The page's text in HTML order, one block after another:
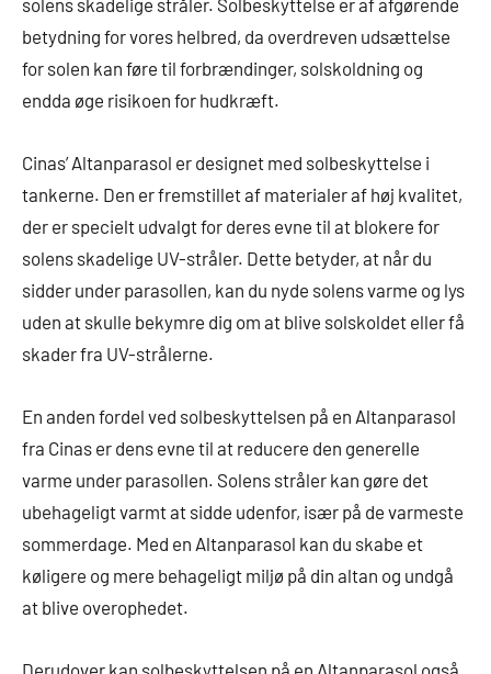
solens skadelige stråler. Solbeskyttelse er af afgørende
betydning for vores helbred, da overdreven udsættelse
for solen kan føre til forbrændinger, solskoldning og
endda øge risikoen for hudkræft.
Cinas’ Altanparasol er designet med solbeskyttelse i
tankerne. Den er fremstillet af materialer af høj kvalitet,
der er specielt udvalgt for deres evne til at blokere for
solens skadelige UV-stråler. Dette betyder, at når du
sidder under parasollen, kan du nyde solens varme og lys
uden at skulle bekymre dig om at blive solskoldet eller få
skader fra UV-strålerne.
En anden fordel ved solbeskyttelsen på en Altanparasol
fra Cinas er dens evne til at reducere den generelle
varme under parasollen. Solens stråler kan gøre det
ubehageligt varmt at sidde udenfor, især på de varmeste
sommerdage. Med en Altanparasol kan du skabe et
køligere og mere behageligt miljø på din altan og undgå
at blive overophedet.